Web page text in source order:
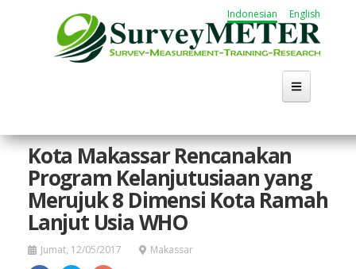
Indonesian English
Kota Makassar Rencanakan
Program Kelanjutusiaan yang
Merujuk 8 Dimensi Kota Ramah
Lanjut Usia WHO
Jumat, 12/05/2017 Makassar